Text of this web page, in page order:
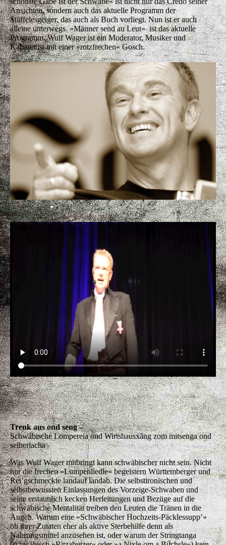
Der schwäbische Mundart-Experte und
Unterhaltungskünstler Wulf Wager führt kenntnisreich,
knitz und überaus in die Sprache und die Eigenarten der
Schwaben anhand der wichtigsten ­Begriffe aus ihrem
unermesslichen Wortschatz. Witzig, auch mal derb, aber
immer liebevoll beleuchtet er Wörter wie Beißzang,
Bräschtleng, Graddl,
Gluufa, Xälds, Dilledapp oder Muggaseggele. Fetzige
Lumpeliede und eine fresche Moderation sind sein
Markenzeichen. Ein Riesenspaß für Einheimische und
Reigschmeckte, Alte ond Jonge, Gscheide ond Domme,
Oberschwoba ond Ondrländer, Stuegerter ond Älbler,
Kadolische ond Wiaschtgläubige.
Ha, so ebbes aber au!
Männer send au Leut!
Das kleine schwäbische Eman(n)zipationsprogramm
emanzipationsirritierte Schwaben-Männer. Wulf Wager,
Speerspitze der schwäbischen
Männerbefreiungsbewegung, verhilft den Teilnehmern zu
einem lachmuskelgestärkten Selbstbewusstsein, das
wenigstens bis zur Erreichung der heimischen
Türschwelle reichen wird. Hartgesottene, leidenswillige
Frauen sind willkommen (wenn’s unbedingt sein muss).
Zahlreiche schwäbische Witz- und Liederbüchle hat Wulf
bereits veröffentlicht. Sie alle hängen eng mit den den
Stäffelesgeigern, seiner schwäbischen
Musikcomedytruppe zusammen. »Gottes schönste Gabe
ist der Schwabe« ist nicht nur das Credo seiner Ansichten,
sondern auch das aktuelle Programm der Stäffelesgeiger,
das auch als Buch vorliegt. Nun ist er auch alleine
unterwegs. »Männer send au Leut« ist das aktuelle
Programm. Wulf Wager ist ein Moderator, Musiker und
Kabarettist mit einer »rotzfrechen« Gosch.
Trenk aus ond seng –
Schwäbische Lompereia ond Wirtshausxäng zom
mitsenga ond selberlacha
Was Wulf Wager mitbringt kann schwäbischer nicht sein.
Nicht nur die frechen »Lumpenliedle« begeistern
Württemberger und Rei’gschmeckte landauf landab. Die
selbstironischen und selbstbewussten Einlassungen des